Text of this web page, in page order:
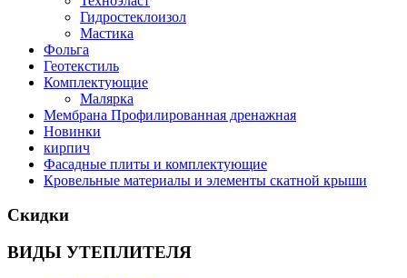
Гидростеклоизол
Мастика
Фольга
Геотекстиль
Комплектующие
Малярка
Мембрана Профилированная дренажная
Новинки
кирпич
Фасадные плиты и комплектующие
Кровельные материалы и элементы скатной крыши
Скидки
ВИДЫ УТЕПЛИТЕЛЯ